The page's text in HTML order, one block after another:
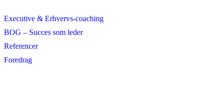
Executive & Erhvervs-coaching
BOG – Succes som leder
Referencer
Foredrag